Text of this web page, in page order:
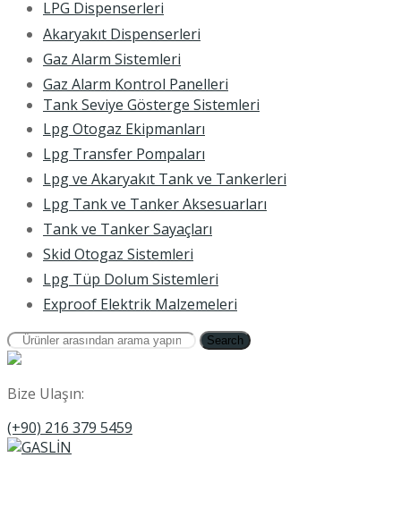
LPG Dispenserleri
Akaryakıt Dispenserleri
Gaz Alarm Sistemleri
Gaz Alarm Kontrol Panelleri
Tank Seviye Gösterge Sistemleri
Lpg Otogaz Ekipmanları
Lpg Transfer Pompaları
Lpg ve Akaryakıt Tank ve Tankerleri
Lpg Tank ve Tanker Aksesuarları
Tank ve Tanker Sayaçları
Skid Otogaz Sistemleri
Lpg Tüp Dolum Sistemleri
Exproof Elektrik Malzemeleri
Search
Bize Ulaşın:
(+90) 216 379 5459